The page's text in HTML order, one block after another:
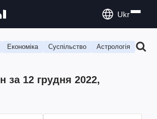
Ukr
Економіка Суспільство Астрологія
за 12 грудня 2022,